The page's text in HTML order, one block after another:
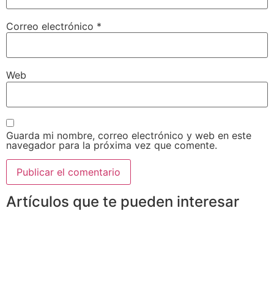
Correo electrónico *
Web
Guarda mi nombre, correo electrónico y web en este
navegador para la próxima vez que comente.
Artículos que te pueden interesar